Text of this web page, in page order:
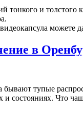
тонкого и
можете
в
тупые
состояниях. Что